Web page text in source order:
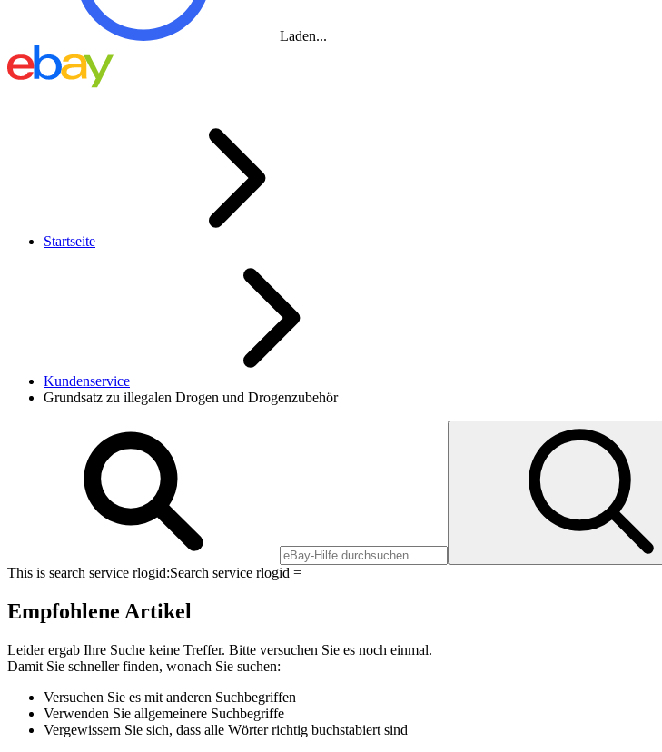
Laden...
Startseite
Kundenservice
Grundsatz zu illegalen Drogen und Drogenzubehör
This is search service rlogid:Search service rlogid =
Empfohlene Artikel
Leider ergab Ihre Suche keine Treffer. Bitte versuchen Sie es noch einmal.
Damit Sie schneller finden, wonach Sie suchen:
Versuchen Sie es mit anderen Suchbegriffen
Verwenden Sie allgemeinere Suchbegriffe
Vergewissern Sie sich, dass alle Wörter richtig buchstabiert sind